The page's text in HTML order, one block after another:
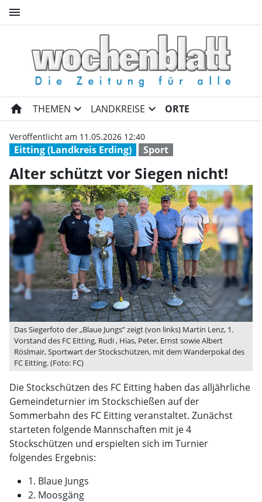
menu
Alter schützt vor Siegen
home THEMEN expand_more LANDKREISE expand_more ORTE
Eitting (Landkreis Erding) Sport
Veröffentlicht am 11.05.2026 12:40
Alter schützt vor Siegen nicht!
Das Siegerfoto der „Blaue Jungs” zeigt (von links) Martin Lenz, 1.
Vorstand des FC Eitting, Rudi , Hias, Peter, Ernst sowie Albert
Röslmair, Sportwart der Stockschützen, mit dem Wanderpokal des
FC Eitting. (Foto: FC)
Die Stockschützen des FC Eitting haben das alljährliche
Gemeindeturnier im Stockschießen auf der
Sommerbahn des FC Eitting veranstaltet. Zunächst
starteten folgende Mannschaften mit je 4
Stockschützen und erspielten sich im Turnier
folgendes Ergebnis:
1. Blaue Jungs
2. Moosgäng